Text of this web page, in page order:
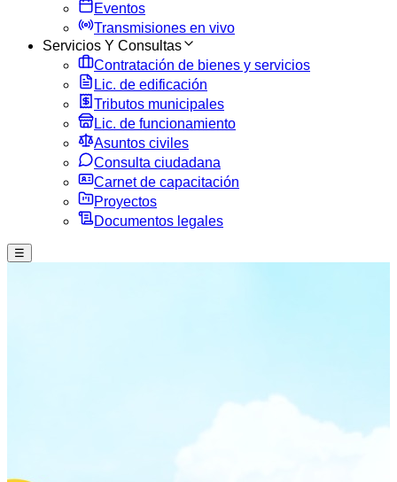
Eventos
Transmisiones en vivo
Servicios Y Consultas
Contratación de bienes y servicios
Lic. de edificación
Tributos municipales
Lic. de funcionamiento
Asuntos civiles
Consulta ciudadana
Carnet de capacitación
Proyectos
Documentos legales
☰